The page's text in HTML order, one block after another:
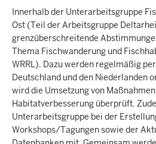
Innerhalb der Unterarbeitsgruppe
Ost (Teil der Arbeitsgruppe
grenzüberschreitende
Thema Fischwanderung und
WRRL). Dazu werden regelmäßig
Deutschland und den Niederlanden
wird die Umsetzung von
Habitatverbesserung überprüft.
Unterarbeitsgruppe bei der
Workshops/Tagungen sowie der